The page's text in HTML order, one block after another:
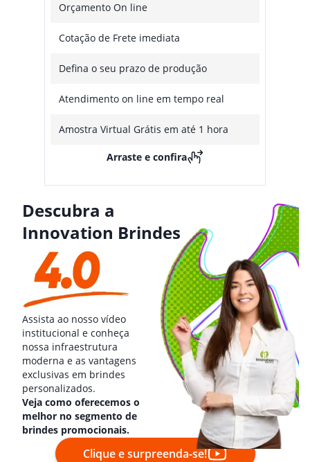
Orçamento On line
Cotação de Frete imediata
Defina o seu prazo de produção
Atendimento on line em tempo real
Amostra Virtual Grátis em até 1 hora
Arraste e confira
Descubra a
Innovation Brindes
Assista ao nosso vídeo
institucional e conheça
nossa infraestrutura
moderna e as vantagens
exclusivas em brindes
personalizados.
Veja como oferecemos o
melhor no segmento de
brindes promocionais.
Clique e surpreenda-se!